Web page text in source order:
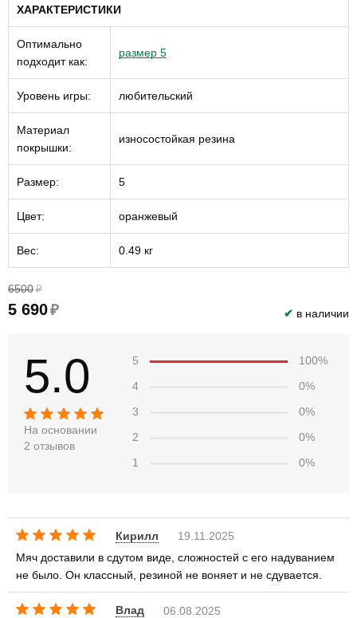
ХАРАКТЕРИСТИКИ
Оптимально
подходит как:
размер 5
Уровень игры: любительский
Материал
покрышки:
износостойкая резина
Размер: 5
Цвет: оранжевый
Вес: 0.49 кг
6500 ₽
5 690₽ ✔ в наличии
5.0
На основании
2 отзывов
5
100%
4
0%
3
0%
2
0%
1
0%
Кирилл
19.11.2025
Мяч доставили в сдутом виде, сложностей с его надуванием
не было. Он классный, резиной не воняет и не сдувается.
Влад
06.08.2025